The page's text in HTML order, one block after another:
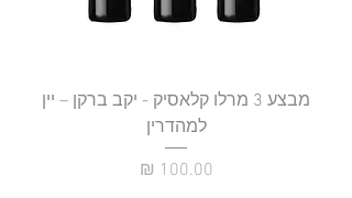
מבצע 3 מרלו קלאסיק - יקב ברקן – יין
למהדרין
מחיר